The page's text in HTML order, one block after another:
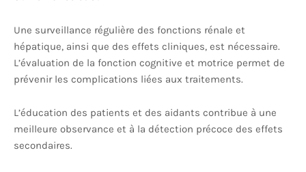
Une surveillance régulière des fonctions rénale et
hépatique, ainsi que des effets cliniques, est nécessaire.
L’évaluation de la fonction cognitive et motrice permet de
prévenir les complications liées aux traitements.
L’éducation des patients et des aidants contribue à une
meilleure observance et à la détection précoce des effets
secondaires.